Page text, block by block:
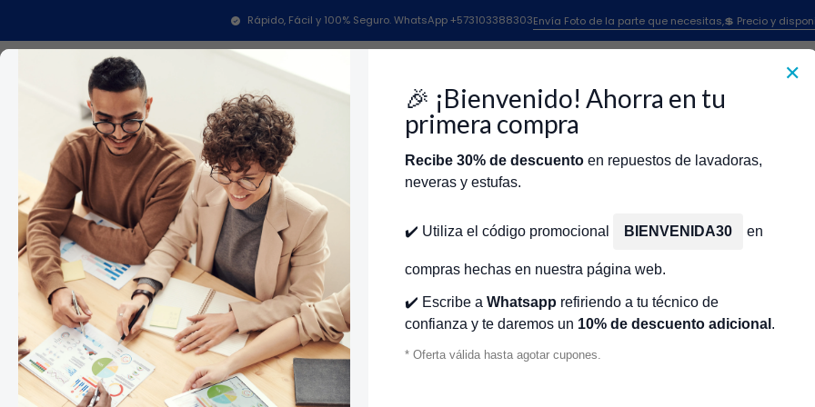
✕
🎉 ¡Bienvenido! Ahorra en tu
primera compra
Recibe 30% de descuento en repuestos de lavadoras,
neveras y estufas.
✔️ Utiliza el código promocional BIENVENIDA30 en
compras hechas en nuestra página web.
✔️ Escribe a Whatsapp refiriendo a tu técnico de
confianza y te daremos un 10% de descuento adicional .
* Oferta válida hasta agotar cupones.
Categorías
Rápido, Fácil y 100% Seguro. WhatsApp +573103388303Envía Foto de la parte que necesitas,💲 Precio y
Repuestos Para Lavadoras Repuestos Para Lavadoras Whirlpool Caña Lavadora Whirlpool Tubo Campana Tx
Tubo
Whirlpool
Agregar a la lista de
🔥
Mostrar stock de